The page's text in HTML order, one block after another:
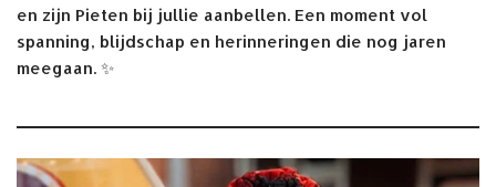
en zijn Pieten bij jullie aanbellen. Een moment vol
spanning, blijdschap en herinneringen die nog jaren
meegaan. ✨